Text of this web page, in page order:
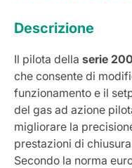
Descrizione
Il pilota della serie
che consente di
funzionamento e il
del gas ad azione
migliorare la
prestazioni di
Secondo la norma